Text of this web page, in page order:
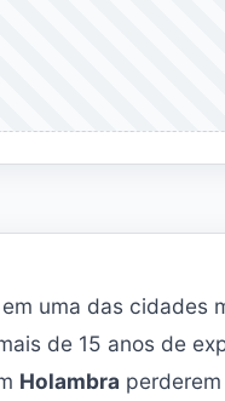
uma das cidades
de 15 anos de
Holambra